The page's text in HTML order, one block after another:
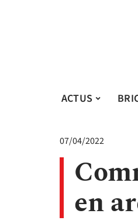
ACTUS
07/04/2022
en